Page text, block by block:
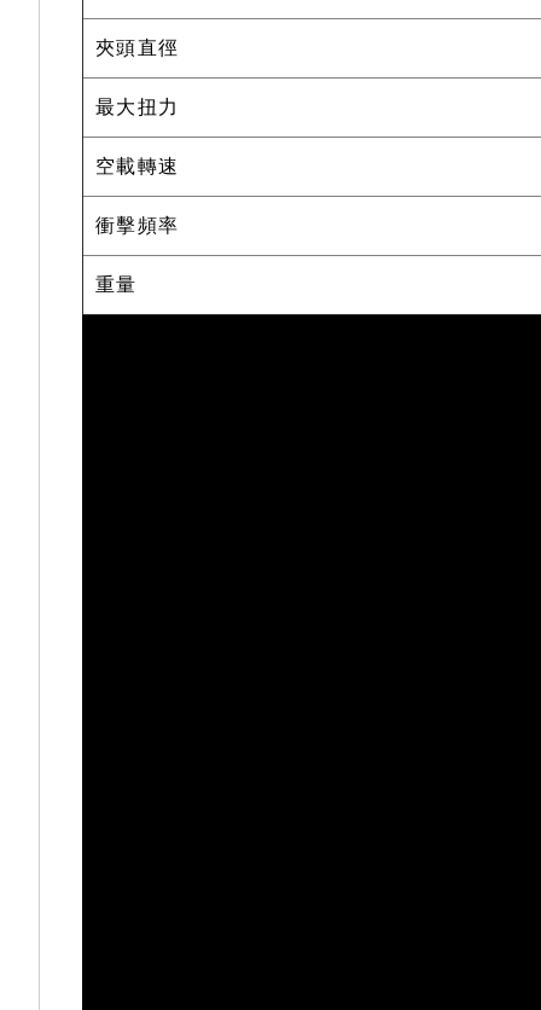
夾頭直徑
最大扭力
空載轉速
衝擊頻率
重量